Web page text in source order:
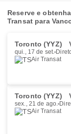
Reserve e
Transat para
Toronto (YYZ)
qui., 17 de set.
Air Transat
Toronto (YYZ)
sex., 21 de ago.
Air Transat